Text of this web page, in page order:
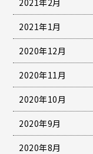
2021年1月
2020年12月
2020年11月
2020年10月
2020年9月
2020年8月